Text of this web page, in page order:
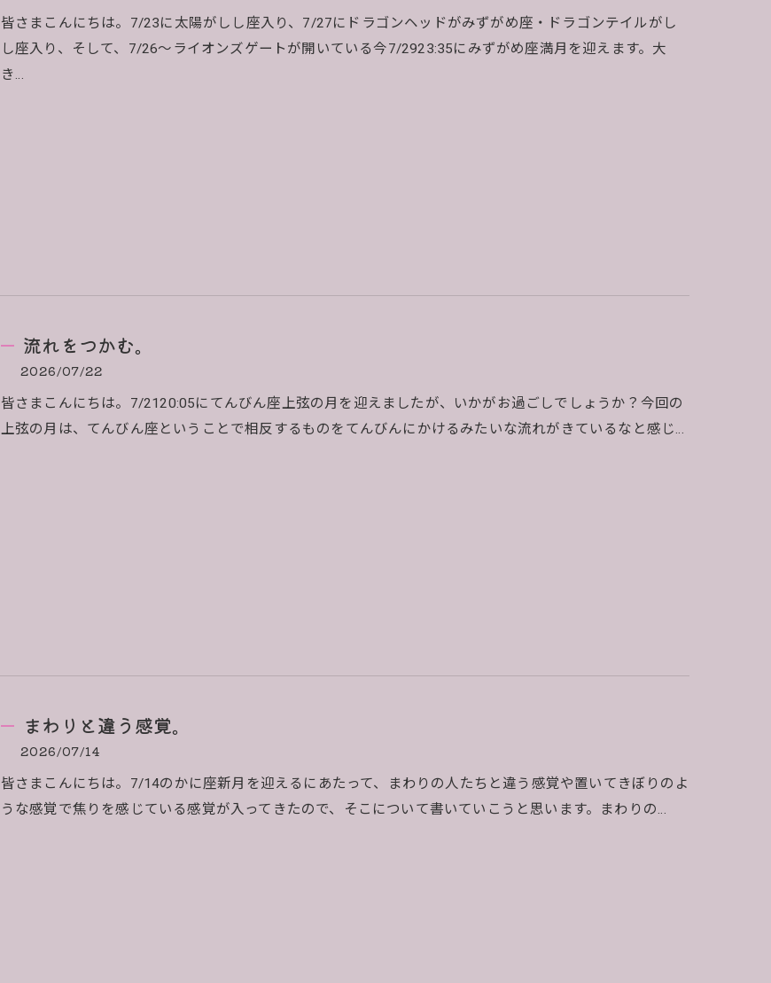
皆さまこんにちは。7/23に太陽がしし座入り、7/27にドラゴンヘッドがみずがめ座・ドラゴンテイルがし
し座入り、そして、7/26～ライオンズゲートが開いている今7/2923:35にみずがめ座満月を迎えます。大
き…
流れをつかむ。
2026/07/22
皆さまこんにちは。7/2120:05にてんびん座上弦の月を迎えましたが、いかがお過ごしでしょうか？今回の
上弦の月は、てんびん座ということで相反するものをてんびんにかけるみたいな流れがきているなと感じ…
まわりと違う感覚。
2026/07/14
皆さまこんにちは。7/14のかに座新月を迎えるにあたって、まわりの人たちと違う感覚や置いてきぼりのよ
うな感覚で焦りを感じている感覚が入ってきたので、そこについて書いていこうと思います。まわりの…